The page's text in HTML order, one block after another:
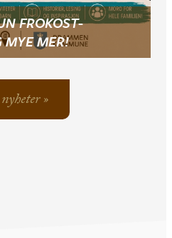
FROKOST-
MYE MER!
»